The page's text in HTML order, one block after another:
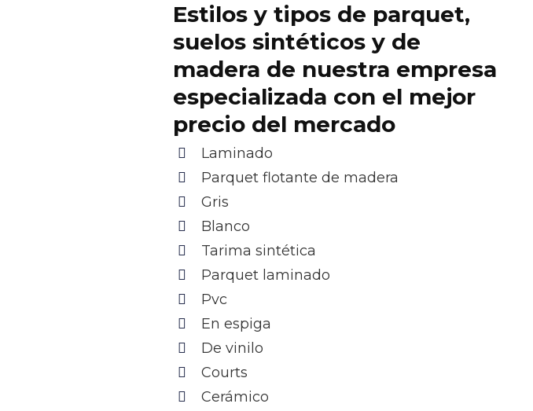
Estilos y tipos de parquet,
suelos sintéticos y de
madera de nuestra empresa
especializada con el mejor
precio del mercado
Laminado
Parquet flotante de madera
Gris
Blanco
Tarima sintética
Parquet laminado
Pvc
En espiga
De vinilo
Courts
Cerámico